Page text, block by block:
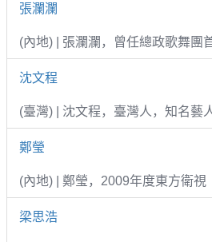
張瀾瀾
(內地) | 張瀾瀾，曾任總政歌舞團
沈文程
(臺灣) | 沈文程，臺灣人，知名藝
鄭瑩
(內地) | 鄭瑩，2009年度東方衛視
梁思浩